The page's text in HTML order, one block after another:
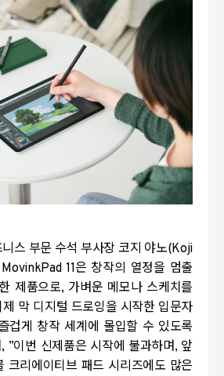
스 부문 수석 부사장 코지 야노(Koji
11은 창작의 열정을 멈출
제품으로, 가벼운 메모나 스케치를
막 디지털 드로잉을 시작한 입문자
겁게 창작 세계에 몰입할 수 있도록
, ”이번 신제품은 시작에 불과하며, 앞
크리에이티브 패드 시리즈에도 많은